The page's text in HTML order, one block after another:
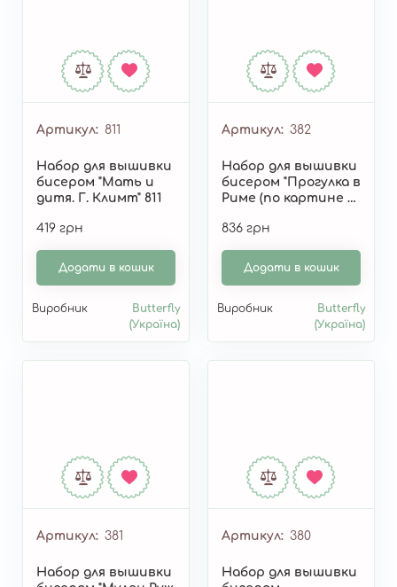
Артикул 811
Набор для вышивки
бисером "Мать и
дитя. Г. Климт" 811
419 грн
Додати в кошик
Виробник
Butterfly
(Україна)
Артикул 382
Набор для вышивки
бисером "Прогулка в
Риме (по картине О.
836 грн
Додати в кошик
Виробник
Butterfly
(Україна)
Артикул 381
Набор для вышивки
Артикул 380
Набор для вышивки